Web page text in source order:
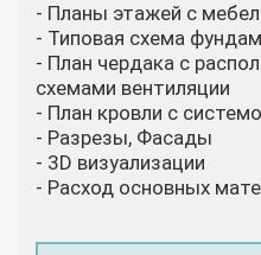
- Планы этажей с
- Типовая схема
- План чердака с
схемами вентиляции
- План кровли с
- Разрезы, Фасады
- 3D визуализации
- Расход основных